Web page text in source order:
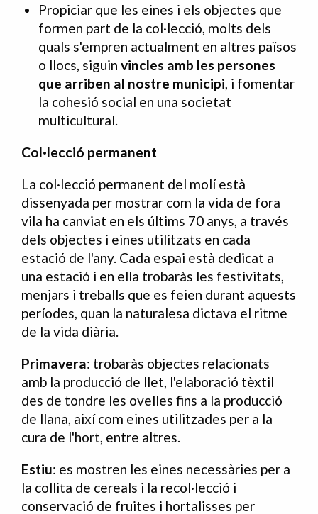
Propiciar que les eines i els objectes que
formen part de la col·lecció, molts dels
quals s'empren actualment en altres països
o llocs, siguin vincles amb les persones
que arriben al nostre municipi, i fomentar
la cohesió social en una societat
multicultural.
Col·lecció permanent
La col·lecció permanent del molí està
dissenyada per mostrar com la vida de fora
vila ha canviat en els últims 70 anys, a través
dels objectes i eines utilitzats en cada
estació de l'any. Cada espai està dedicat a
una estació i en ella trobaràs les festivitats,
menjars i treballs que es feien durant aquests
períodes, quan la naturalesa dictava el ritme
de la vida diària.
Primavera: trobaràs objectes relacionats
amb la producció de llet, l'elaboració tèxtil
des de tondre les ovelles fins a la producció
de llana, així com eines utilitzades per a la
cura de l'hort, entre altres.
Estiu: es mostren les eines necessàries per a
la collita de cereals i la recol·lecció i
conservació de fruites i hortalisses per